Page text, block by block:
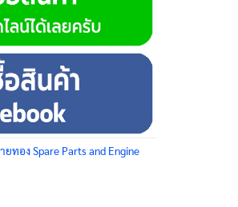
ทอง Spare Parts and Engine